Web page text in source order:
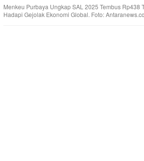
Menkeu Purbaya Ungkap SAL 2025 Tembus Rp438
Hadapi Gejolak Ekonomi Global. Foto: